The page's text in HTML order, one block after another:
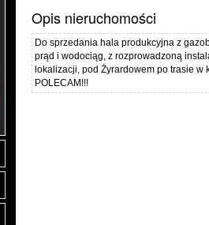
Opis nieruchomości
Do sprzedania hala produkcyjna z
prąd i wodociąg, z rozprowadzoną
lokalizacji, pod Żyrardowem po trasie w
POLECAM!!!